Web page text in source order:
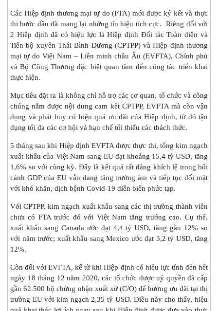
Các Hiệp định thương mại tự do (FTA) mới được ký kết và thực
thi bước đầu đã mang lại những tín hiệu tích cực. Riêng đối với
2 Hiệp định đã có hiệu lực là Hiệp định Đối tác Toàn diện và
Tiến bộ xuyên Thái Bình Dương (CPTPP) và Hiệp định thương
mại tự do Việt Nam – Liên minh châu Âu (EVFTA), Chính phủ
và Bộ Công Thương đặc biệt quan tâm đến công tác triển khai
thực hiện.
Mục tiêu đặt ra là không chỉ hỗ trợ các cơ quan, tổ chức và công
chúng nắm được nội dung cam kết CPTPP, EVFTA mà còn vận
dụng và phát huy có hiệu quả ưu đãi của Hiệp định, từ đó tận
dụng tối đa các cơ hội và hạn chế tối thiểu các thách thức.
5 tháng sau khi Hiệp định EVFTA được thực thi, tổng kim ngạch
xuất khẩu của Việt Nam sang EU đạt khoảng 15,4 tỷ USD, tăng
1,6% so với cùng kỳ. Đây là kết quả rất đáng khích lệ trong bối
cảnh GDP của EU vẫn đang tăng trưởng âm và tiếp tục đối mặt
với khó khăn, dịch bệnh Covid-19 diễn biến phức tạp.
Với CPTPP, kim ngạch xuất khẩu sang các thị trường thành viên
chưa có FTA trước đó với Việt Nam tăng trưởng cao. Cụ thể,
xuất khẩu sang Canada ước đạt 4,4 tỷ USD, tăng gần 12% so
với năm trước; xuất khẩu sang Mexico ước đạt 3,2 tỷ USD, tăng
12%.
Còn đối với EVFTA, kể từ khi Hiệp định có hiệu lực tính đến hết
ngày 18 tháng 12 năm 2020, các tổ chức được uỷ quyền đã cấp
gần 62.500 bộ chứng nhận xuất xứ (C/O) để hưởng ưu đãi tại thị
trường EU với kim ngạch 2,35 tỷ USD. Điều này cho thấy, hiệu